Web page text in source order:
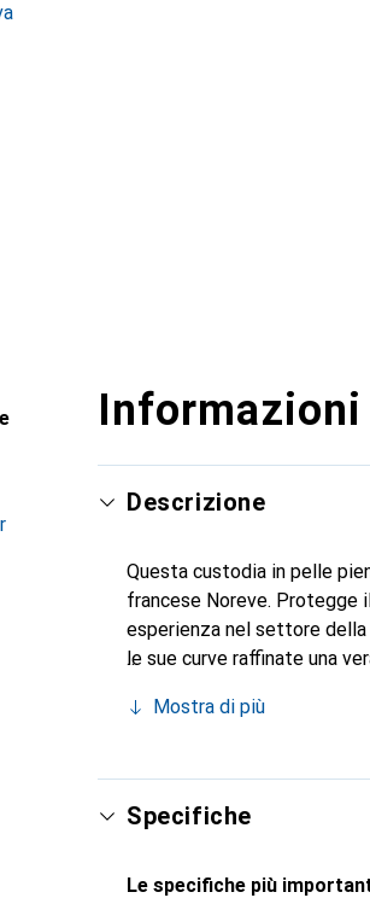
Descrizione
Questa custodia in pelle
francese Noreve. Protegge
esperienza nel settore
le sue curve raffinate una
Noreve è una scelta
Mostra di più
Specifiche
Le specifiche più